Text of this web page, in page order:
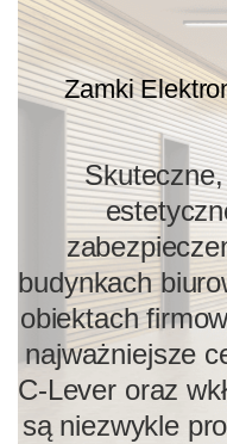
Zamki
budynkach
obiektach
najważniejsze
C-Lever oraz
są niezwykle